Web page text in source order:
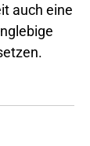
auch eine